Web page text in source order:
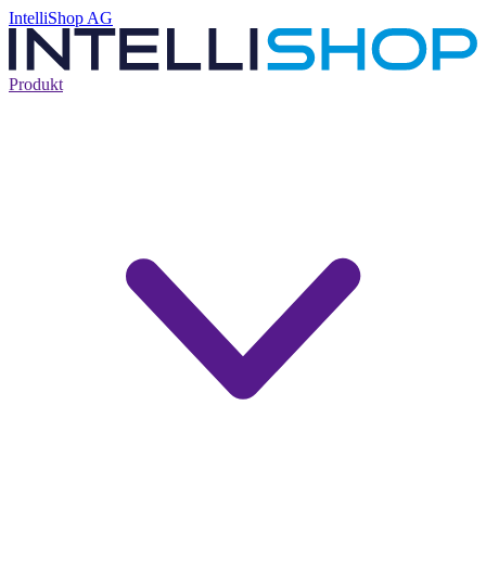
IntelliShop AG
Produkt